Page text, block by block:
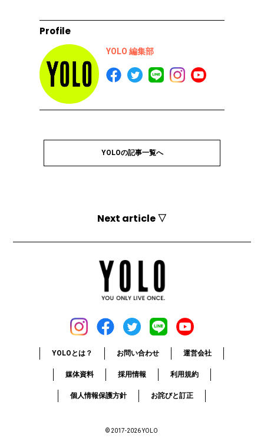
Profile
YOLO 編集部
YOLOの記事一覧へ
Next article ▽
YOLOとは？ お問い合わせ 運営会社
媒体資料 採用情報 利用規約
個人情報保護方針 お詫びと訂正
© 2017-2026 YOLO